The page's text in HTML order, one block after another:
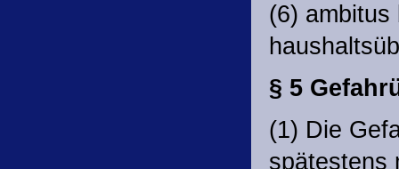
(6) ambitus
§ 5
(1) Die
spätestens